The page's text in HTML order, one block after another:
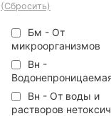
(Сбросить)
Бм - От
микроорганизмов
Вн -
Вн - От воды и
растворов